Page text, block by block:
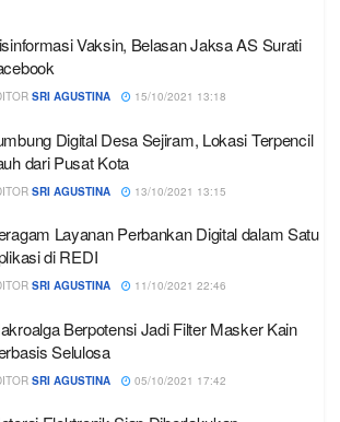
Vaksin, Belasan Jaksa AS Surati
SRI AGUSTINA 15/10/2021 13:18
Digital Desa Sejiram, Lokasi Terpencil
dari Pusat Kota
SRI AGUSTINA 13/10/2021 13:15
Layanan Perbankan Digital dalam Satu
di REDI
SRI AGUSTINA 11/10/2021 22:46
Berpotensi Jadi Filter Masker Kain
Selulosa
SRI AGUSTINA 05/10/2021 17:42